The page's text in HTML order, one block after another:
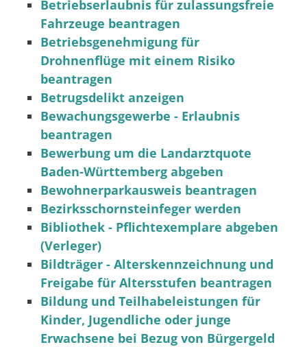
Betriebserlaubnis für zulassungsfreie
Fahrzeuge beantragen
Betriebsgenehmigung für
Drohnenflüge mit einem Risiko
beantragen
Betrugsdelikt anzeigen
Bewachungsgewerbe - Erlaubnis
beantragen
Bewerbung um die Landarztquote
Baden-Württemberg abgeben
Bewohnerparkausweis beantragen
Bezirksschornsteinfeger werden
Bibliothek - Pflichtexemplare abgeben
(Verleger)
Bildträger - Alterskennzeichnung und
Freigabe für Altersstufen beantragen
Bildung und Teilhabeleistungen für
Kinder, Jugendliche oder junge
Erwachsene bei Bezug von Bürgergeld